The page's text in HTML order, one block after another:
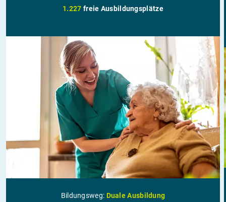
1.227 freie Ausbildungsplätze
Bildungsweg: Duale Ausbildung